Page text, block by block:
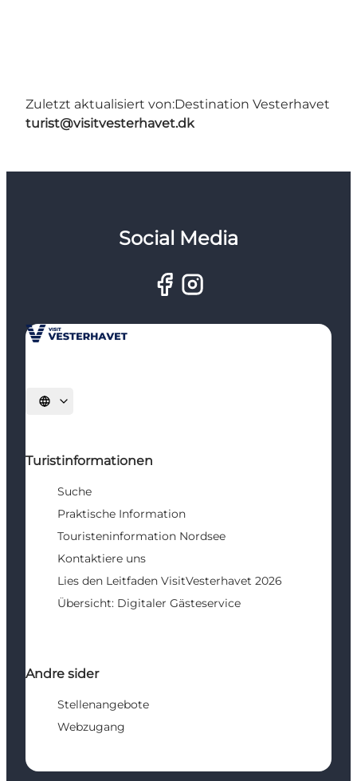
Zuletzt aktualisiert von:Destination Vesterhavet
turist@visitvesterhavet.dk
Social Media
Sprache auswählen
Turistinformationen
Suche
Praktische Information
Touristeninformation Nordsee
Kontaktiere uns
Lies den Leitfaden VisitVesterhavet 2026
Übersicht: Digitaler Gästeservice
Andre sider
Stellenangebote
Webzugang